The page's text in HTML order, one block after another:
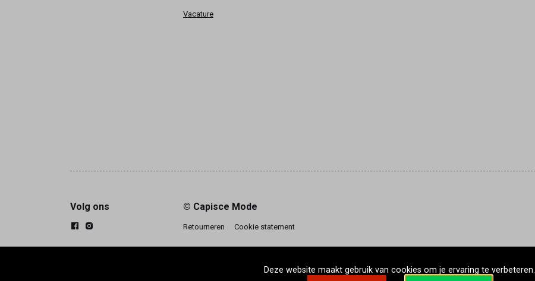
Vacature
Volg ons © Capisce Mode
Retourneren Cookie statement
Deze website maakt gebruik van cookies om je ervaring te verbeteren.